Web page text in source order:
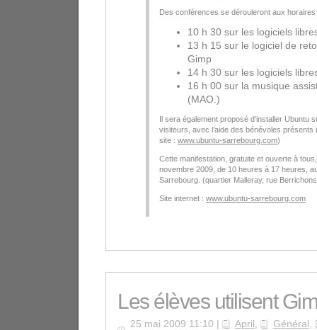
Des conférences se dérouleront aux
10 h 30 sur les logiciels
13 h 15 sur le logiciel de
Gimp
14 h 30 sur les logiciels
16 h 00 sur la musique
(MAO.)
Il sera également proposé d’installer Ubuntu
visiteurs, avec l’aide des bénévoles
site : www.ubuntu-sarrebourg.com)
Cette manifestation, gratuite et ouverte à
novembre 2009, de 10 heures à 17 heures,
Sarrebourg. (quartier Malleray, rue
Site internet : www.ubuntu-sarrebourg.com
Les élèves utilisent
25 mai 2009 11:10 | April , Général ,